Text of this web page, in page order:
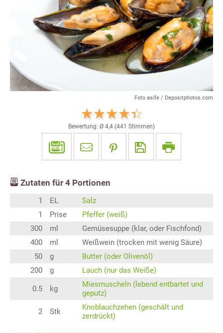
Foto asife / Depositphotos.com
Bewertung: Ø 4,4 (441 Stimmen)
Zutaten für 4 Portionen
1 EL
Salz
1
Prise
Pfeffer (weiß)
300
ml
Gemüsesuppe (klar, oder Fischfond)
400
ml
Weißwein (trocken mit wenig Säure)
50
g
Butter (oder Olivenöl)
200
g Lauch (nur das Weiße)
0.5 kg
Miesmuscheln (lebend entbartet und
geputz)
2 Stk
Knoblauchzehen (geschält und
zerdrückt)